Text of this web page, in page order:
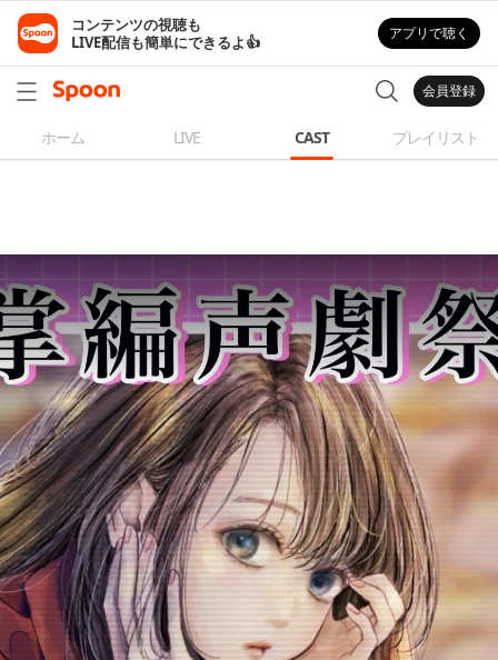
コンテンツの視聴も
LIVE配信も簡単にできるよ👍
アプリで聴く
会員登録
ホーム LIVE CAST プレイリスト